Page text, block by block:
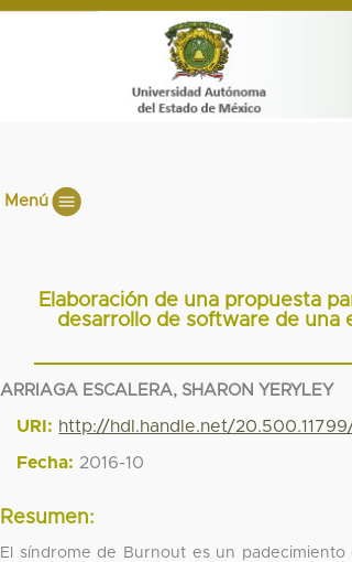
Menú
Elaboración de una propuesta
desarrollo de software de una
ARRIAGA ESCALERA, SHARON YERYLEY
URI: http://hdl.handle.net/
Fecha: 2016-10
Resumen:
El síndrome de Burnout es un